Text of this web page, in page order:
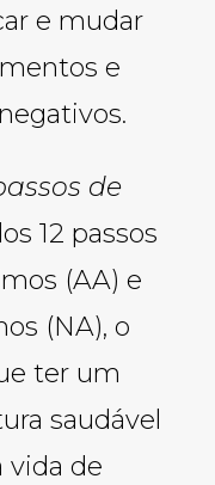
e mudar
e
de
12 passos
(AA) e
(NA), o
ter um
saudável
vida de